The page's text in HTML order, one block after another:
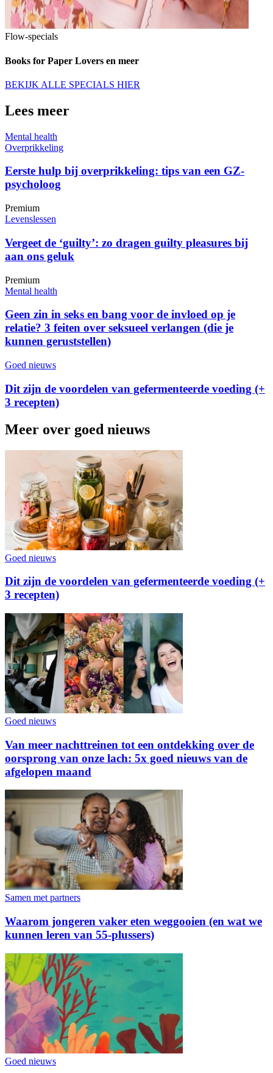
Flow-specials
Books for Paper Lovers en meer
BEKIJK ALLE SPECIALS HIER
Lees meer
Mental health
Overprikkeling
Eerste hulp bij overprikkeling: tips van een GZ-
psycholoog
Premium
Levenslessen
Vergeet de ‘guilty’: zo dragen guilty pleasures bij
aan ons geluk
Premium
Mental health
Geen zin in seks en bang voor de invloed op je
relatie? 3 feiten over seksueel verlangen (die je
kunnen geruststellen)
Goed nieuws
Dit zijn de voordelen van gefermenteerde voeding (+
3 recepten)
Meer over goed nieuws
Goed nieuws
Dit zijn de voordelen van gefermenteerde voeding (+
3 recepten)
Goed nieuws
Van meer nachttreinen tot een ontdekking over de
oorsprong van onze lach: 5x goed nieuws van de
afgelopen maand
Samen met partners
Waarom jongeren vaker eten weggooien (en wat we
kunnen leren van 55-plussers)
Goed nieuws